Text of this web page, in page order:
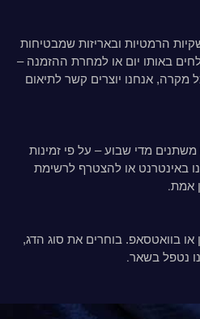
הרמטיות ובאריזות שמבטיחות
באותו יום או למחרת ההזמנה –
מקרה, אנחנו יוצרים קשר לתיאום
משתנים מדי שבוע – על פי זמינות
באינטרנט או להצטרף לרשימת
אמת.
בוואטסאפ. בוחרים את סוג הדג,
נטפל בשאר.